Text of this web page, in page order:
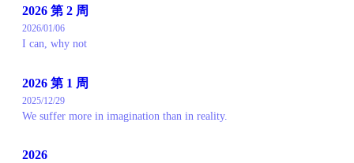
2026 第 2 周
2026/01/06
I can, why not
2026 第 1 周
2025/12/29
We suffer more in imagination than in reality.
2026